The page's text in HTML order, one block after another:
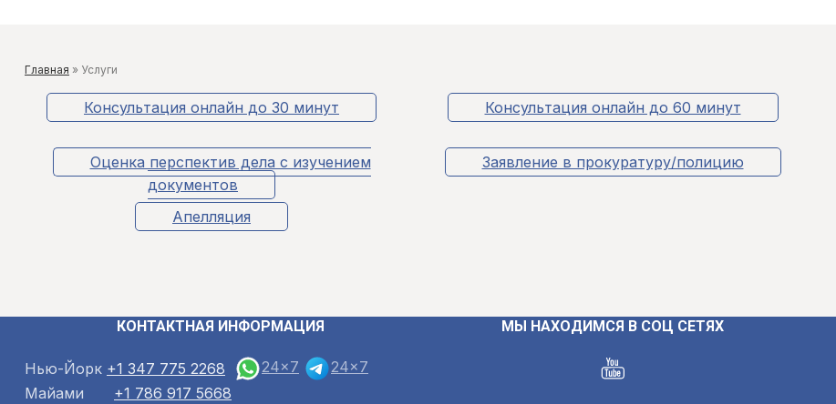
Главная » Услуги
Консультация онлайн до 30 минут Консультация онлайн до 60 минут
Оценка перспектив дела с изучением
документов
Заявление в прокуратуру/полицию
Апелляция
КОНТАКТНАЯ ИНФОРМАЦИЯ
Нью-Йорк +1 347 775 2268 24x7
24x7
Майами
+1 786 917 5668
МЫ НАХОДИМСЯ В СОЦ СЕТЯХ